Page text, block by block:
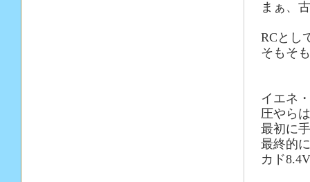
まぁ、
RCとし
そもそ
イエネ
圧やら
最初に
最終的
カド